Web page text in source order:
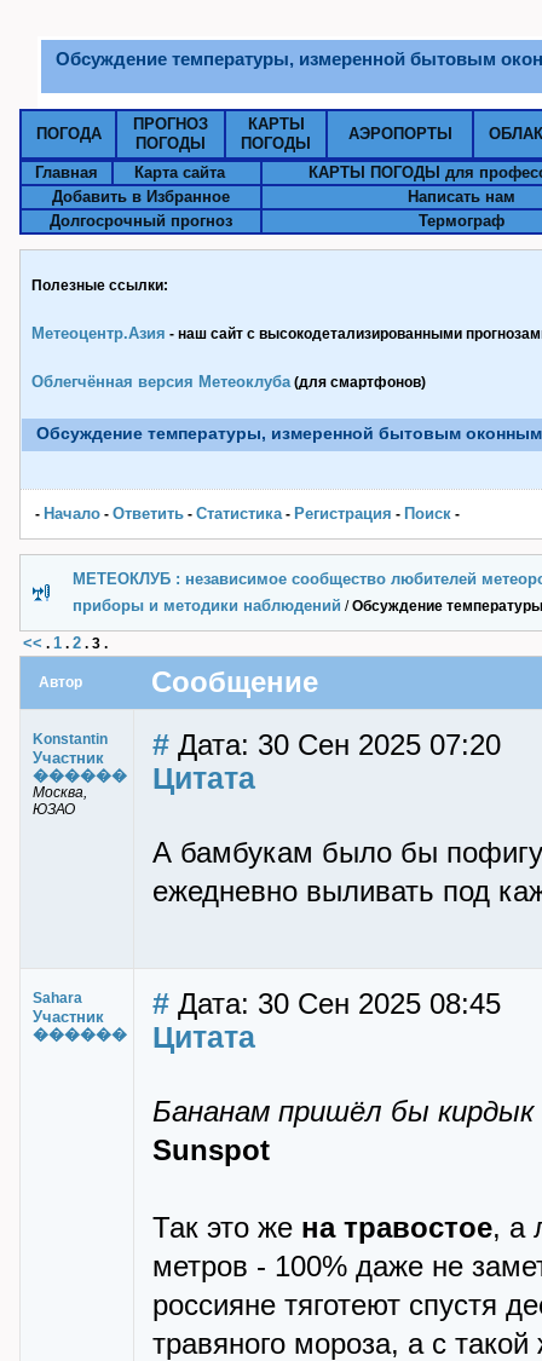
Обсуждение температуры, измеренной бытовым
ПОГОДА
ПРОГНОЗ
ПОГОДЫ
КАРТЫ
ПОГОДЫ
АЭРОПОРТЫ
Главная Карта сайта
КАРТЫ ПОГОДЫ для
Добавить в Избранное
Написать нам
Долгосрочный прогноз
Термограф
Полезные ссылки:
Метеоцентр.Азия - наш сайт с высокодетализированными
Облегчённая версия Метеоклуба(для смартфонов)
Обсуждение температуры, измеренной бытовым оконным
- Начало - Ответить - Статистика- Pегистрация - Поиск -
МЕТЕОКЛУБ : независимое сообщество любителей
приборы и методики наблюдений /Обсуждение
<< . 1 . 2 . 3 .
Автор Сообщение
Konstantin
Участник
������
Москва,
ЮЗАО
# Дата: 30 Сен 2025 07:20
Цитата
А бамбукам было бы
ежедневно выливать под
Sahara
Участник
������
# Дата: 30 Сен 2025 08:45
Цитата
Бананам пришёл бы кирдык
Sunspot
Так это же на травостое, а
метров - 100% даже не
россияне тяготеют спустя
травяного мороза, а с